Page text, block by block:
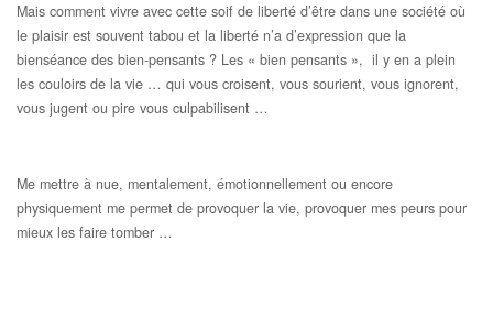
Mais comment vivre avec cette soif de liberté d’être dans une société où
le plaisir est souvent tabou et la liberté n’a d’expression que la
bienséance des bien-pensants ? Les « bien pensants », il y en a plein
les couloirs de la vie … qui vous croisent, vous sourient, vous ignorent,
vous jugent ou pire vous culpabilisent …
Me mettre à nue, mentalement, émotionnellement ou encore
physiquement me permet de provoquer la vie, provoquer mes peurs pour
mieux les faire tomber …